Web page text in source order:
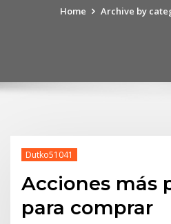
Home Archive by
Dutko51041
Acciones más
para comprar